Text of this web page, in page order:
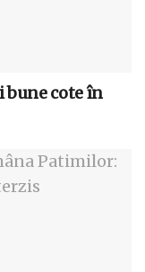
bune cote în